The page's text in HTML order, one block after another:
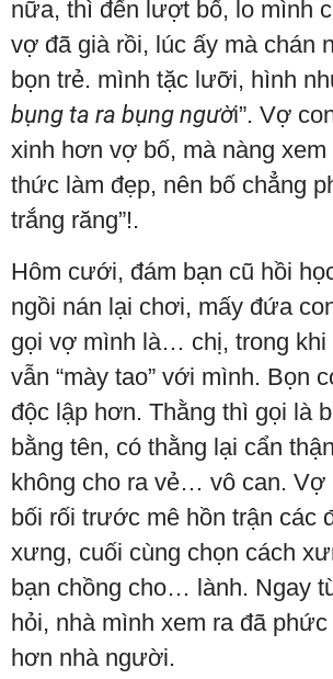
nữa, thì đến lượt bố, lo mình
vợ đã già rồi, lúc ấy mà chán
bọn trẻ. mình tặc lưỡi, hình
bụng ta ra bụng người”. Vợ
xinh hơn vợ bố, mà nàng xem
thức làm đẹp, nên bố chẳng
trắng răng”!.
Hôm cưới, đám bạn cũ hồi
ngồi nán lại chơi, mấy đứa
gọi vợ mình là… chị, trong khi
vẫn “mày tao” với mình. Bọn
độc lập hơn. Thằng thì gọi là
bằng tên, có thằng lại cẩn
không cho ra vẻ… vô can. Vợ
bối rối trước mê hồn trận các
xưng, cuối cùng chọn cách
bạn chồng cho… lành. Ngay
hỏi, nhà mình xem ra đã phức
hơn nhà người.